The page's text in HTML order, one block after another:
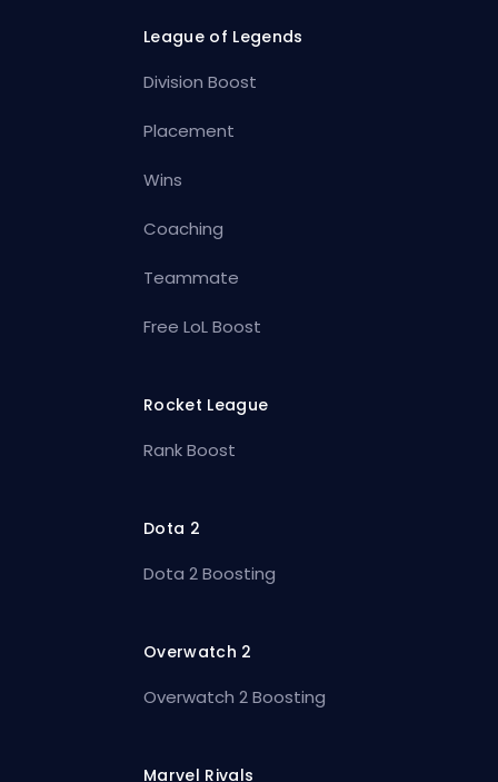
League of Legends
Division Boost
Placement
Wins
Coaching
Teammate
Free LoL Boost
Rocket League
Rank Boost
Dota 2
Dota 2 Boosting
Overwatch 2
Overwatch 2 Boosting
Marvel Rivals